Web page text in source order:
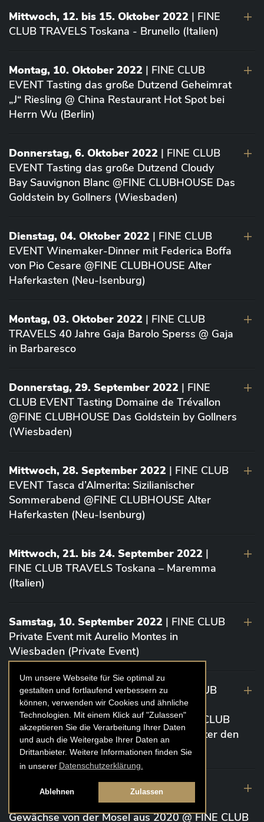
Um unsere Webseite für Sie optimal zu
gestalten und fortlaufend verbessern zu
können, verwenden wir Cookies und ähnliche
Technologien. Mit einem Klick auf "Zulassen"
akzeptieren Sie die Verarbeitung Ihrer Daten
und auch die Weitergabe Ihrer Daten an
Drittanbieter. Weitere Informationen finden Sie
in unserer Datenschutzerklärung.
Ablehnen Zulassen
Mittwoch, 12. bis 15. Oktober 2022 | FINE
CLUB TRAVELS Toskana - Brunello (Italien)
Montag, 10. Oktober 2022 | FINE CLUB
EVENT Tasting das große Dutzend Geheimrat
„J“ Riesling @ China Restaurant Hot Spot bei
Herrn Wu (Berlin)
Donnerstag, 6. Oktober 2022 | FINE CLUB
EVENT Tasting das große Dutzend Cloudy
Bay Sauvignon Blanc @FINE CLUBHOUSE Das
Goldstein by Gollners (Wiesbaden)
Dienstag, 04. Oktober 2022 | FINE CLUB
EVENT Winemaker-Dinner mit Federica Boffa
von Pio Cesare @FINE CLUBHOUSE Alter
Haferkasten (Neu-Isenburg)
Montag, 03. Oktober 2022 | FINE CLUB
TRAVELS 40 Jahre Gaja Barolo Sperss @ Gaja
in Barbaresco
Donnerstag, 29. September 2022 | FINE
CLUB EVENT Tasting Domaine de Trévallon
@FINE CLUBHOUSE Das Goldstein by Gollners
(Wiesbaden)
Mittwoch, 28. September 2022 | FINE CLUB
EVENT Tasca d’Almerita: Sizilianischer
Sommerabend @FINE CLUBHOUSE Alter
Haferkasten (Neu-Isenburg)
Mittwoch, 21. bis 24. September 2022 |
FINE CLUB TRAVELS Toskana – Maremma
(Italien)
Samstag, 10. September 2022 | FINE CLUB
Private Event mit Aurelio Montes in
Wiesbaden (Private Event)
Dienstag 6. September 2022 | FINE CLUB
Event „Die glorreichen 7” Bordeaux von
Vignoble Comtes von Neipperg @ FINE CLUB
CLUBHOUSE Ex Château / EINSTEIN Unter den
Linden (Berlin)
19. August 2022
| FINE CLUB Academy
Caviar „Die glorreichen 7“ Riesling Große
Gewächse von der Mosel aus 2020 @ FINE CLUB